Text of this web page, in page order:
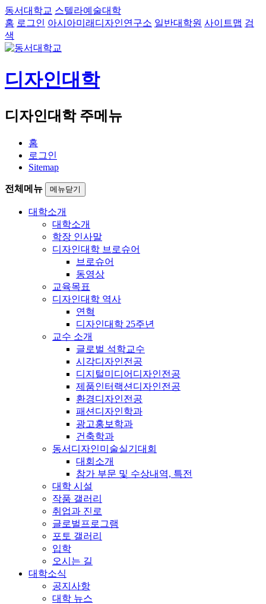
동서대학교 스텔라예술대학
홈 로그인 아시아미래디자인연구소 일반대학원 사이트맵 검
색
디자인대학
디자인대학 주메뉴
홈
로그인
Sitemap
전체메뉴 메뉴닫기
대학소개
대학소개
학장 인사말
디자인대학 브로슈어
브로슈어
동영상
교육목표
디자인대학 역사
연혁
디자인대학 25주년
교수 소개
글로벌 석학교수
시각디자인전공
디지털미디어디자인전공
제품인터랙션디자인전공
환경디자인전공
패션디자인학과
광고홍보학과
건축학과
동서디자인미술실기대회
대회소개
참가 부문 및 수상내역, 특전
대학 시설
작품 갤러리
취업과 진로
글로벌프로그램
포토 갤러리
입학
오시는 길
대학소식
공지사항
대학 뉴스